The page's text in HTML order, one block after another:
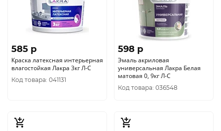
585 p
Краска латексная интерьерная
влагостойкая Лакра 3кг Л-С
Код товара: 041131
598 p
Эмаль акриловая
универсальная Лакра Белая
матовая 0, 9кг Л-С
Код товара: 036548